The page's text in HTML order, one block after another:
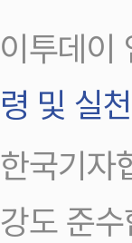
이투데이
령 및 실
한국기자
강도 준